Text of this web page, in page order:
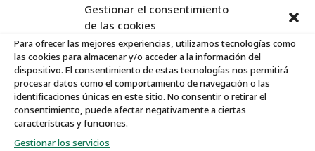
Gestionar el consentimiento
de las cookies
Para ofrecer las mejores experiencias, utilizamos tecnologías como
las cookies para almacenar y/o acceder a la información del
dispositivo. El consentimiento de estas tecnologías nos permitirá
procesar datos como el comportamiento de navegación o las
identificaciones únicas en este sitio. No consentir o retirar el
consentimiento, puede afectar negativamente a ciertas
características y funciones.
Gestionar los servicios
Características: